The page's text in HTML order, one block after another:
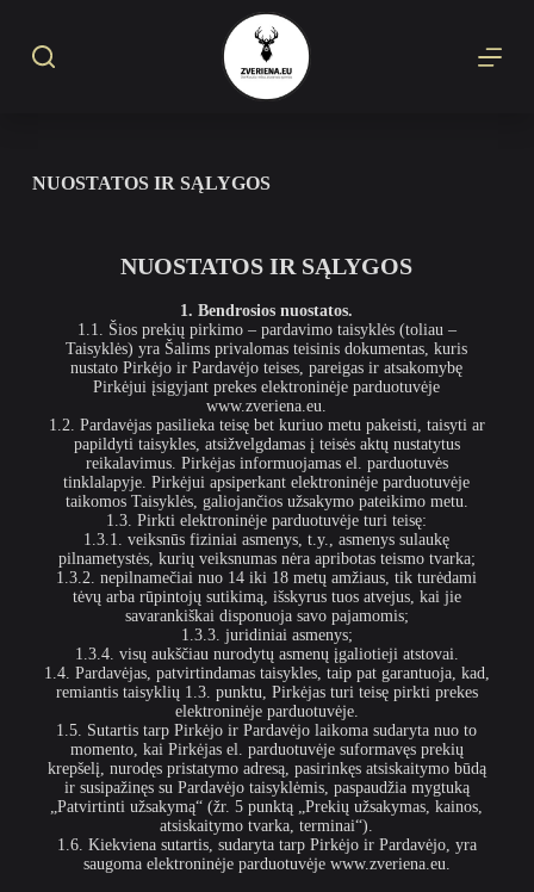
o
n
NUOSTATOS IR SĄLYGOS
NUOSTATOS IR SĄLYGOS
1. Bendrosios nuostatos.
1.1. Šios prekių pirkimo – pardavimo taisyklės (toliau –
Taisyklės) yra Šalims privalomas teisinis dokumentas, kuris
nustato Pirkėjo ir Pardavėjo teises, pareigas ir atsakomybę
Pirkėjui įsigyjant prekes elektroninėje parduotuvėje
www.zveriena.eu.
1.2. Pardavėjas pasilieka teisę bet kuriuo metu pakeisti, taisyti ar
papildyti taisykles, atsižvelgdamas į teisės aktų nustatytus
reikalavimus. Pirkėjas informuojamas el. parduotuvės
tinklalapyje. Pirkėjui apsiperkant elektroninėje parduotuvėje
taikomos Taisyklės, galiojančios užsakymo pateikimo metu.
1.3. Pirkti elektroninėje parduotuvėje turi teisę:
1.3.1. veiksnūs fiziniai asmenys, t.y., asmenys sulaukę
pilnametystės, kurių veiksnumas nėra apribotas teismo tvarka;
1.3.2. nepilnamečiai nuo 14 iki 18 metų amžiaus, tik turėdami
tėvų arba rūpintojų sutikimą, išskyrus tuos atvejus, kai jie
savarankiškai disponuoja savo pajamomis;
1.3.3. juridiniai asmenys;
1.3.4. visų aukščiau nurodytų asmenų įgaliotieji atstovai.
1.4. Pardavėjas, patvirtindamas taisykles, taip pat garantuoja, kad,
remiantis taisyklių 1.3. punktu, Pirkėjas turi teisę pirkti prekes
elektroninėje parduotuvėje.
1.5. Sutartis tarp Pirkėjo ir Pardavėjo laikoma sudaryta nuo to
momento, kai Pirkėjas el. parduotuvėje suformavęs prekių
krepšelį, nurodęs pristatymo adresą, pasirinkęs atsiskaitymo būdą
ir susipažinęs su Pardavėjo taisyklėmis, paspaudžia mygtuką
„Patvirtinti užsakymą“ (žr. 5 punktą „Prekių užsakymas, kainos,
atsiskaitymo tvarka, terminai“).
1.6. Kiekviena sutartis, sudaryta tarp Pirkėjo ir Pardavėjo, yra
saugoma elektroninėje parduotuvėje www.zveriena.eu.